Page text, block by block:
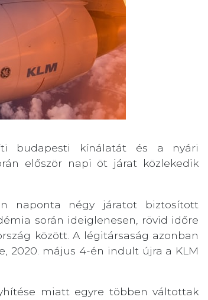
budapesti kínálatát és a nyári
először napi öt járat közlekedik
naponta négy járatot biztosított
során ideiglenesen, rövid időre
között. A légitársaság azonban
2020. május 4-én indult újra a KLM
miatt egyre többen váltottak